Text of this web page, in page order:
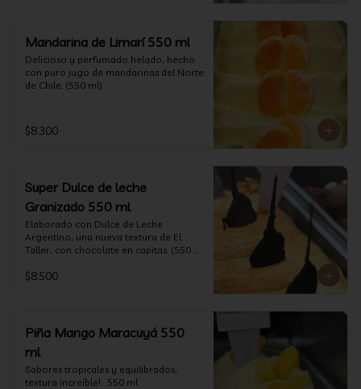
Mandarina de Limarí 550 ml
Delicioso y perfumado helado, hecho
con puro jugo de mandarinas del Norte
de Chile. (550 ml)
$8.300
Super Dulce de leche
Granizado 550 ml
Elaborado con Dulce de Leche
Argentino, una nueva textura de El
Taller, con chocolate en capitas. (550
$8.500
Piña Mango Maracuyá 550
ml
Sabores tropicales y equilibrados,
textura increíble!.  550 ml